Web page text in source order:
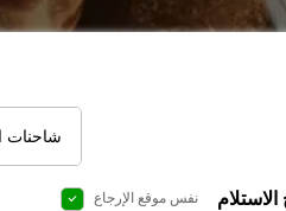
شاحنات
نفس موقع الإرجاع